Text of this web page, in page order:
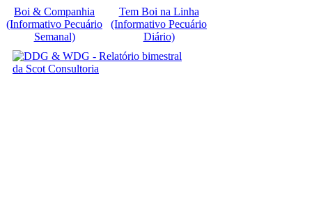
Boi & Companhia
(Informativo Pecuário
Semanal)
Tem Boi na Linha
(Informativo Pecuário
Diário)